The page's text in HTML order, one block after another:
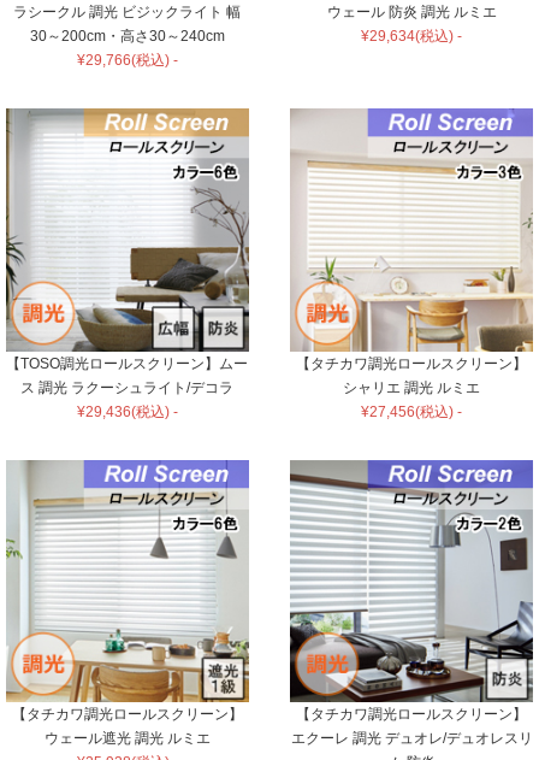
ラシークル 調光 ビジックライト 幅
30～200cm・高さ30～240cm
¥29,766(税込) -
ウェール 防炎 調光 ルミエ
¥29,634(税込) -
【TOSO調光ロールスクリーン】ムー
ス 調光 ラクーシュライト/デコラ
¥29,436(税込) -
【タチカワ調光ロールスクリーン】
シャリエ 調光 ルミエ
¥27,456(税込) -
【タチカワ調光ロールスクリーン】
ウェール遮光 調光 ルミエ
【タチカワ調光ロールスクリーン】
エクーレ 調光 デュオレ/デュオレスリ